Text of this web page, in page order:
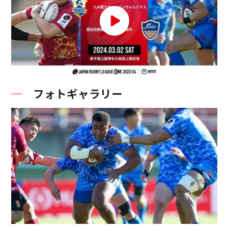
フォトギャラリー